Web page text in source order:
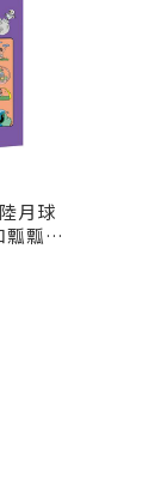
月球
瓢蟲
問和